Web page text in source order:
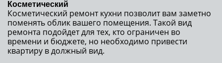
Косметический
Косметический ремонт кухни позволит вам заметно
поменять облик вашего помещения. Такой вид
ремонта подойдет для тех, кто ограничен во
времени и бюджете, но необходимо привести
квартиру в должный вид.